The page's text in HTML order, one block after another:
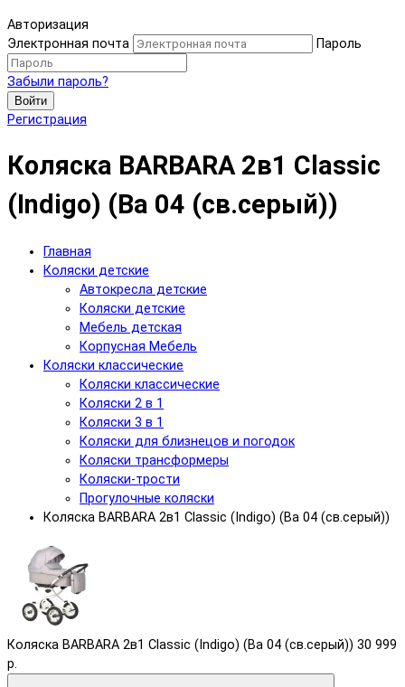
Авторизация
Электронная почта
Пароль
Забыли пароль?
Войти
Регистрация
Коляска BARBARA 2в1 Classic
(Indigo) (Ba 04 (св.серый))
Главная
Коляски детские
Автокресла детские
Коляски детские
Мебель детская
Корпусная Мебель
Коляски классические
Коляски классические
Коляски 2 в 1
Коляски 3 в 1
Коляски для близнецов и погодок
Коляски трансформеры
Коляски-трости
Прогулочные коляски
Коляска BARBARA 2в1 Classic (Indigo) (Ba 04 (св.серый))
Коляска BARBARA 2в1 Classic (Indigo) (Ba 04 (св.серый)) 30 999
р.